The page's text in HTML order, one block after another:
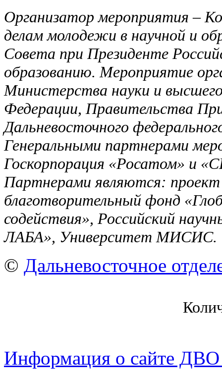
Организатор мероприятия –
делам молодежи в научной и
Совета при Президенте
образованию. Мероприятие
Министерства науки и
Федерации, Правительства
Дальневосточного
Генеральными партнерами
Госкорпорация «Росатом» и
Партнерами являются: проект
благотворительный фонд
содействия», Российский
ЛАБА», Университет МИСИС.
© Дальневосточное
Информация о сайте